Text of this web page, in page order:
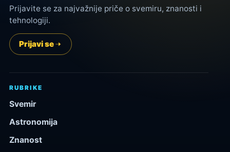
Prijavite se za najvažnije priče o svemiru, znanosti i
tehnologiji.
Prijavi se
RUBRIKE
Svemir
Astronomija
Znanost